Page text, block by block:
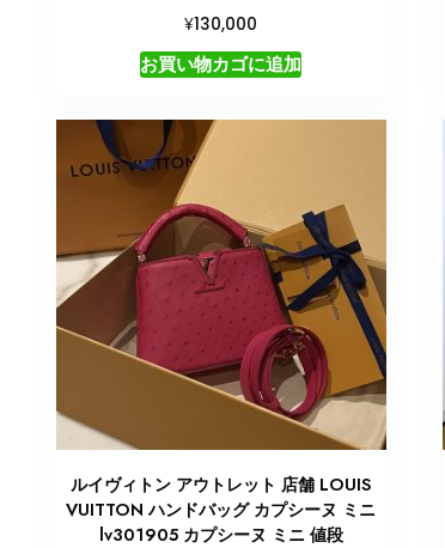
¥130,000
お買い物カゴに追加
ルイヴィトン アウトレット 店舗 LOUIS
VUITTON ハンドバッグ カプシーヌ ミニ
lv301905 カプシーヌ ミニ 値段